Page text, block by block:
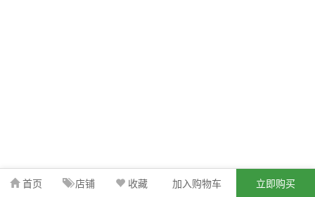
首页 店铺 收藏 加入购物车 立即购买